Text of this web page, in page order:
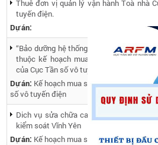
Thuê đơn vị quản lý vận hành Toà nhà
tuyến điện.
Dự án:
“Bảo dưỡng hệ thống điều hòa không khí
thuộc kế hoạch mua sắm dịch vụ năm
của Cục Tần số vô tuyến điện
Dự án: Kế hoạch mua sắm tài sản năm
số vô tuyến điện
Dich vụ sửa chữa card DAQ và mô đun
kiểm soát Vĩnh Yên
Dự án: Kế hoạch mua sắm tài sản năm